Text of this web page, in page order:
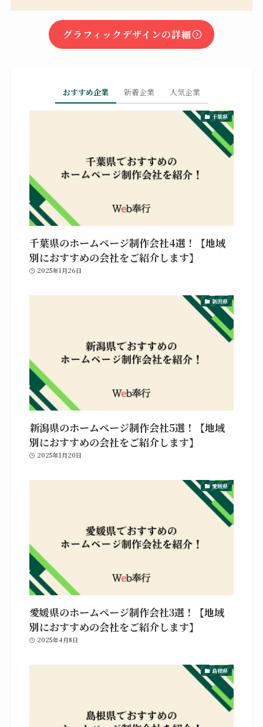
グラフィックデザインの詳細
おすすめ企業 新着企業 人気企業
千葉県
千葉県のホームページ制作会社4選！【地域
別におすすめの会社をご紹介します】
2025年1月26日
新潟県
新潟県のホームページ制作会社5選！【地域
別におすすめの会社をご紹介します】
2025年1月20日
愛媛県
愛媛県のホームページ制作会社3選！【地域
別におすすめの会社をご紹介します】
2025年4月8日
島根県